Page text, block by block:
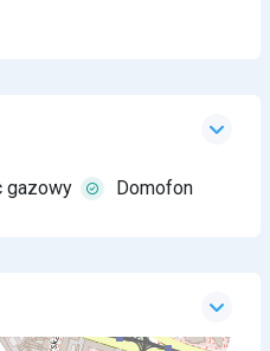
gazowy Domofon